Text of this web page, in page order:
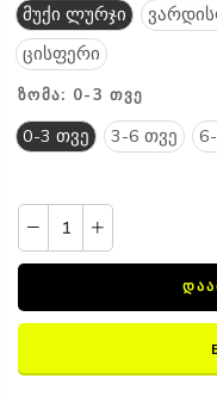
მუქი ლურჯი
ცისფერი
ᲖᲝᲛᲐ: 0-3 ᲗᲕᲔ
0-3 თვე 3-6 თვე